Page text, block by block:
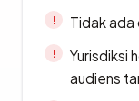
Tidak ada
Yurisdiksi
audiens